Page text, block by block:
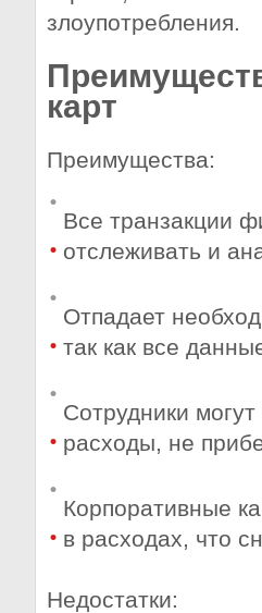
злоупотребления.
карт
Преимущества:
Все транзакции
отслеживать и
Отпадает
так как все
Сотрудники
расходы, не
Корпоративные
в расходах, что
Недостатки: